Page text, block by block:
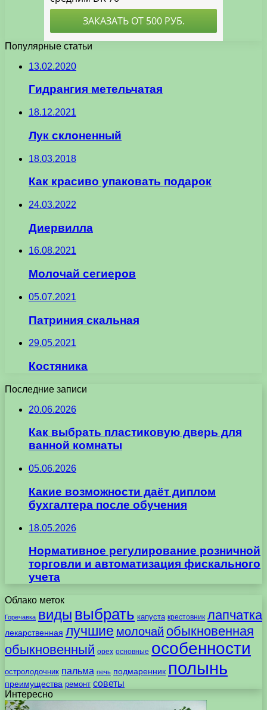
Популярные статьи
13.02.2020
Гидрангия метельчатая
18.12.2021
Лук склоненный
18.03.2018
Как красиво упаковать подарок
24.03.2022
Диервилла
16.08.2021
Молочай сегиеров
05.07.2021
Патриния скальная
29.05.2021
Костяника
Последние записи
20.06.2026
Как выбрать пластиковую дверь для
ванной комнаты
05.06.2026
Какие возможности даёт диплом
бухгалтера после обучения
18.05.2026
Нормативное регулирование розничной
торговли и автоматизация фискального
учета
Облако меток
Горечавка виды выбрать капуста крестовник лапчатка
лекарственная лучшие молочай обыкновенная
обыкновенный орех основные особенности
остролодочник пальма печь подмаренник полынь
преимущества ремонт советы
Интересно